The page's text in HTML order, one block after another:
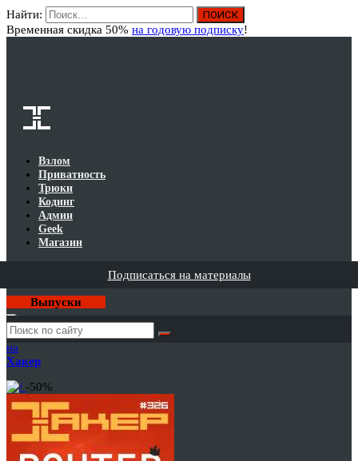
Найти:
Временная скидка 50% на годовую подписку!
Взлом
Приватность
Трюки
Кодинг
Админ
Geek
Магазин
Подписаться на материалы
Выпуски
Годовая
подписка
на
Хакер
-50%